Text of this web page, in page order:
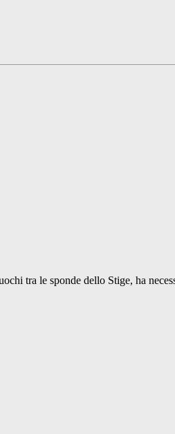
tra le sponde dello Stige, ha